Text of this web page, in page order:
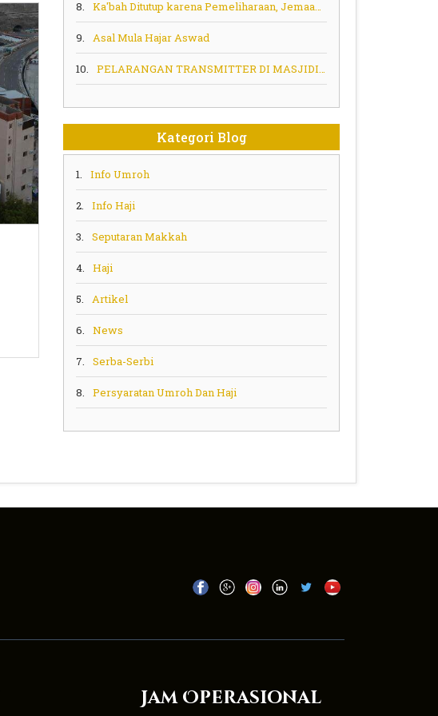
8. Ka'bah Ditutup karena Pemeliharaan, Jemaah Tak Bisa Sentuh
9. Asal Mula Hajar Aswad
10. PELARANGAN TRANSMITTER DI MASJIDIL HARAM MEKKAH
Kategori Blog
1. Info Umroh
2. Info Haji
3. Seputaran Makkah
4. Haji
5. Artikel
6. News
7. Serba-Serbi
8. Persyaratan Umroh Dan Haji
Jam Operasional